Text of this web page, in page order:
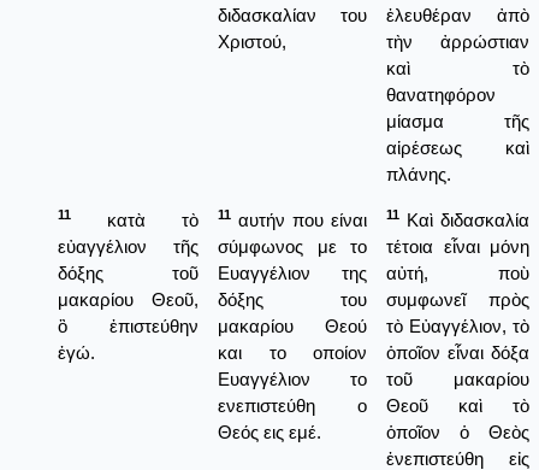
διδασκαλίαν του
Χριστού,
ἐλευθέραν ἀπὸ
τὴν ἀρρώστιαν
καὶ τὸ
θανατηφόρον
μίασμα τῆς
αἱρέσεως καὶ
πλάνης.
11
κατὰ τὸ
εὐαγγέλιον τῆς
δόξης τοῦ
μακαρίου Θεοῦ,
ὃ ἐπιστεύθην
ἐγώ.
11 αυτήν που είναι
σύμφωνος με το
Ευαγγέλιον της
δόξης του
μακαρίου Θεού
και το οποίον
Ευαγγέλιον το
ενεπιστεύθη ο
Θεός εις εμέ.
11 Καὶ διδασκαλία
τέτοια εἶναι μόνη
αὐτή, ποὺ
συμφωνεῖ πρὸς
τὸ Εὐαγγέλιον, τὸ
ὁποῖον εἶναι δόξα
τοῦ μακαρίου
Θεοῦ καὶ τὸ
ὁποῖον ὁ Θεὸς
ἐνεπιστεύθη εἰς